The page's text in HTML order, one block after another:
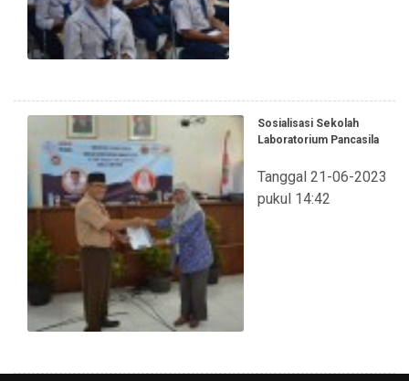
Sosialisasi Sekolah
Laboratorium Pancasila
Tanggal 21-06-2023
pukul 14:42